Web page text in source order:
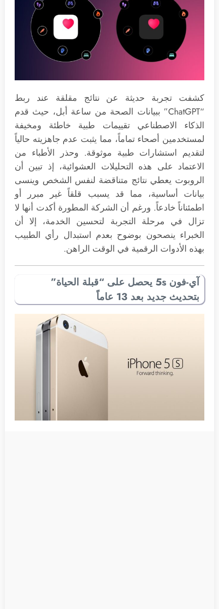
كشفت تجربة حديثة عن نتائج مقلقة عند ربط
“ChatGPT” ببيانات الصحة من ساعة أبل، حيث قدم
الذكاء الاصطناعي تقييمات طبية خاطئة ومخيفة
لمستخدمين أصحاء تماماً، مما يثبت عدم جاهزيته حالياً
لتقديم استشارات طبية موثوقة. وحذر الأطباء من
الاعتماد على هذه التحليلات العشوائية، إذ تبين أن
الروبوت يعطي نتائج متناقضة لنفس الشخص وينسى
بيانات أساسية، مما قد يسبب قلقاً غير مبرر أو
اطمئناناً خادعاً. ورغم أن الشركة المطورة أكدت أنها لا
تزال في مرحلة التجربة لتحسين الخدمة، إلا أن
الخبراء ينصحون بوضوح بعدم استبدال رأي الطبيب
بهذه الأدوات الرقمية في الوقت الراهن.
آي-فون 5s يحصل على “قبلة الحياة”
بتحديث جديد بعد 13 عاماً